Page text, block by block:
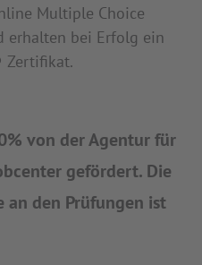
Multiple Choice
erhalten bei Erfolg ein
Zertifikat.
von der Agentur für
gefördert. Die
an den Prüfungen ist